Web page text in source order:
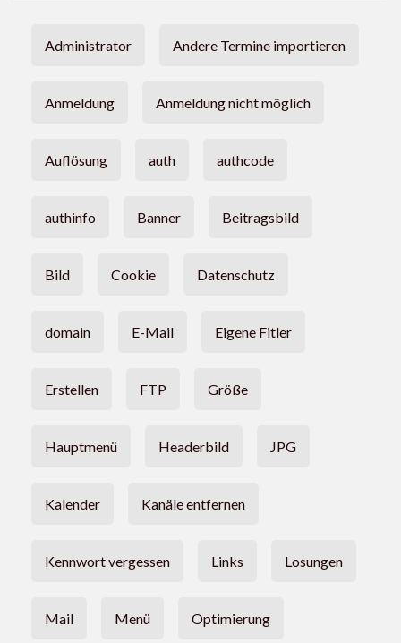
Administrator Andere Termine importieren
Anmeldung Anmeldung nicht möglich
Auflösung auth authcode
authinfo Banner Beitragsbild
Bild Cookie Datenschutz
domain E-Mail Eigene Fitler
Erstellen FTP Größe
Hauptmenü Headerbild JPG
Kalender Kanäle entfernen
Kennwort vergessen Links Losungen
Mail Menü Optimierung